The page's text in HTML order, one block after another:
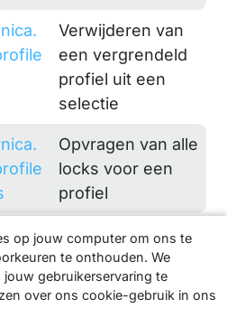
Verwijderen van
een vergrendeld
profiel uit een
selectie
Opvragen van alle
locks voor een
profiel
Omschrijving
op jouw computer om ons te
te onthouden. We
gebruikerservaring te
over ons cookie-gebruik in ons